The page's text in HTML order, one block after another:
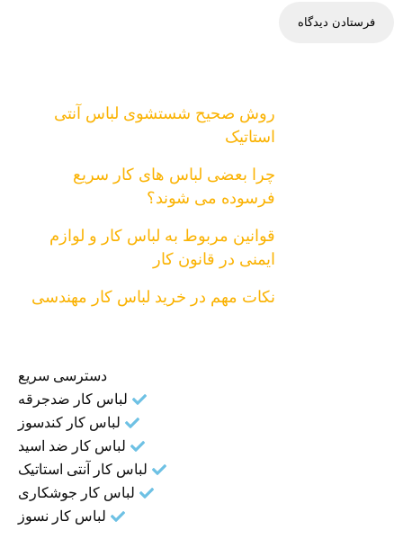
روش صحیح شستشوی لباس آنتی
استاتیک
چرا بعضی لباس های کار سریع
فرسوده می شوند؟
قوانین مربوط به لباس کار و لوازم
ایمنی در قانون کار
نکات مهم در خرید لباس کار مهندسی
دسترسی سریع
لباس کار ضدجرقه
لباس کار کندسوز
لباس کار ضد اسید
لباس کار آنتی استاتیک
لباس کار جوشکاری
لباس کار نسوز